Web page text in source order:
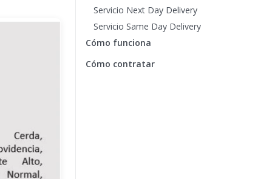
Servicio Next Day Delivery
Servicio Same Day Delivery
Cómo funciona
Cómo contratar